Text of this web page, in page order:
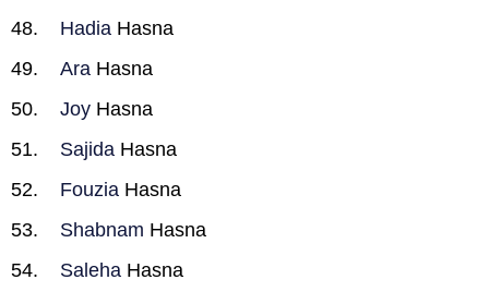
Hadia Hasna
Ara Hasna
Joy Hasna
Sajida Hasna
Fouzia Hasna
Shabnam Hasna
Saleha Hasna